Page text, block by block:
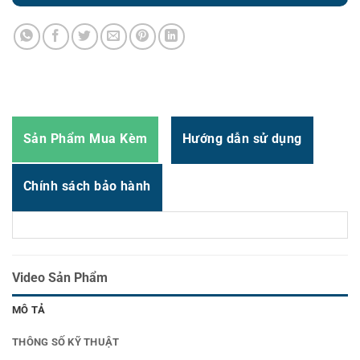
Zalo0987.919.040
Thời gian:Từ 8h-17h30 Thứ 2 đến Thứ 7
Sản Phẩm Mua Kèm Hướng dẫn sử dụng
Chính sách bảo hành
Video Sản Phẩm
MÔ TẢ
THÔNG SỐ KỸ THUẬT